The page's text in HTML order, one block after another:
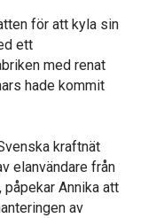
för att kyla sin
ett
med renat
hade kommit
kraftnät
elanvändare från
Annika att
av